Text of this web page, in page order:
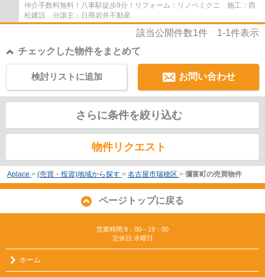
仲介手数料無料！八事駅徒歩9分！リフォーム：リノベミクニ 施工：西
松建設 分譲主：日商岩井不動産
該当公開件数1件 1-1件表示
チェックした物件をまとめて
お問い合わせ
検討リストに追加
さらに条件を絞り込む
物件リクエスト
Aplace > (売買・投資)地域から探す > 名古屋市瑞穂区 > 彌富町の売買物件
ページトップに戻る
営業時間:9：00～19：00
定休日:水曜日
ホーム